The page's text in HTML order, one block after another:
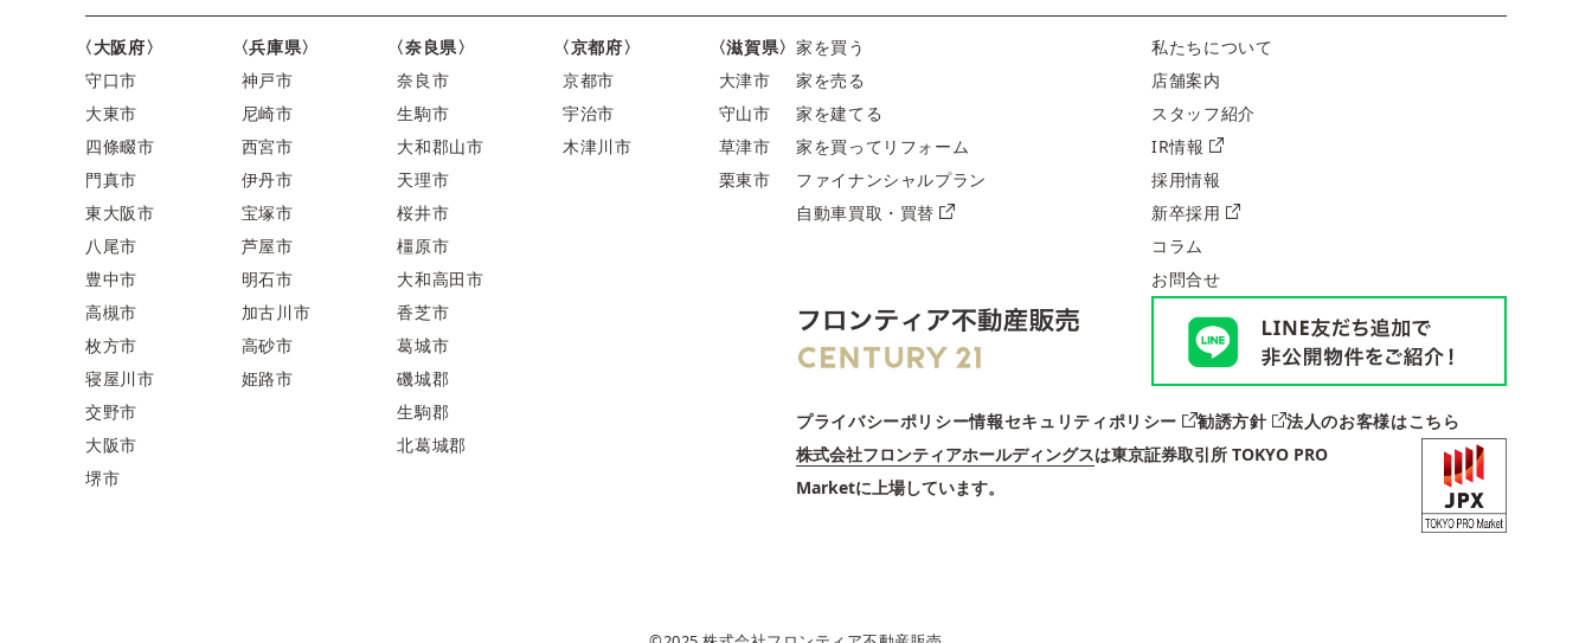
〈大阪府〉
守口市
大東市
四條畷市
門真市
東大阪市
八尾市
豊中市
高槻市
枚方市
寝屋川市
交野市
大阪市
堺市
〈兵庫県〉
神戸市
尼崎市
西宮市
伊丹市
宝塚市
芦屋市
明石市
加古川市
高砂市
姫路市
〈奈良県〉
奈良市
生駒市
大和郡山市
天理市
桜井市
橿原市
大和高田市
香芝市
葛城市
磯城郡
生駒郡
北葛城郡
〈京都府〉
京都市
宇治市
木津川市
〈滋賀県〉
大津市
守山市
草津市
栗東市
家を買う
家を売る
家を建てる
家を買ってリフォーム
ファイナンシャルプラン
自動車買取・買替
私たちについて
店舗案内
スタッフ紹介
IR情報
採用情報
新卒採用
コラム
お問合せ
プライバシーポリシー情報セキュリティポリシー 勧誘方針
法人のお客様はこちら
株式会社フロンティアホールディングスは東京証券取引所 TOKYO PRO
Marketに上場しています。